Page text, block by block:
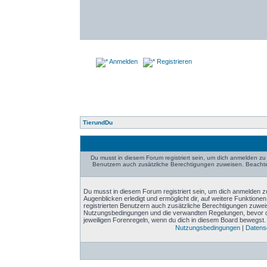
Anmelden Registrieren
TierundDu
Du musst in diesem Forum registriert sein, um dich anmelden
Benutzern auch zusätzliche Berechtigungen zuweisen.
Du musst in diesem Forum registriert sein, um dich anmelden
Augenblicken erledigt und ermöglicht dir, auf weitere
registrierten Benutzern auch zusätzliche Berechtigungen
Nutzungsbedingungen und die verwandten Regelungen,
jeweiligen Forenregeln, wenn du dich in diesem Board bewegst.
Nutzungsbedingungen|